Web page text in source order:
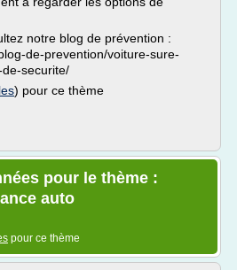
notre blog de prévention :
de-prevention/voiture-sure-
securite/
) pour ce thème
pour le thème :
auto
pour ce thème